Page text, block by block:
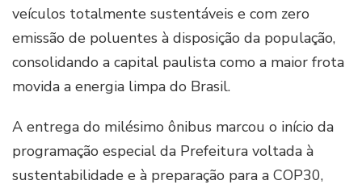
veículos totalmente sustentáveis e com zero
emissão de poluentes à disposição da população,
consolidando a capital paulista como a maior frota
movida a energia limpa do Brasil.
A entrega do milésimo ônibus marcou o início da
programação especial da Prefeitura voltada à
sustentabilidade e à preparação para a COP30,